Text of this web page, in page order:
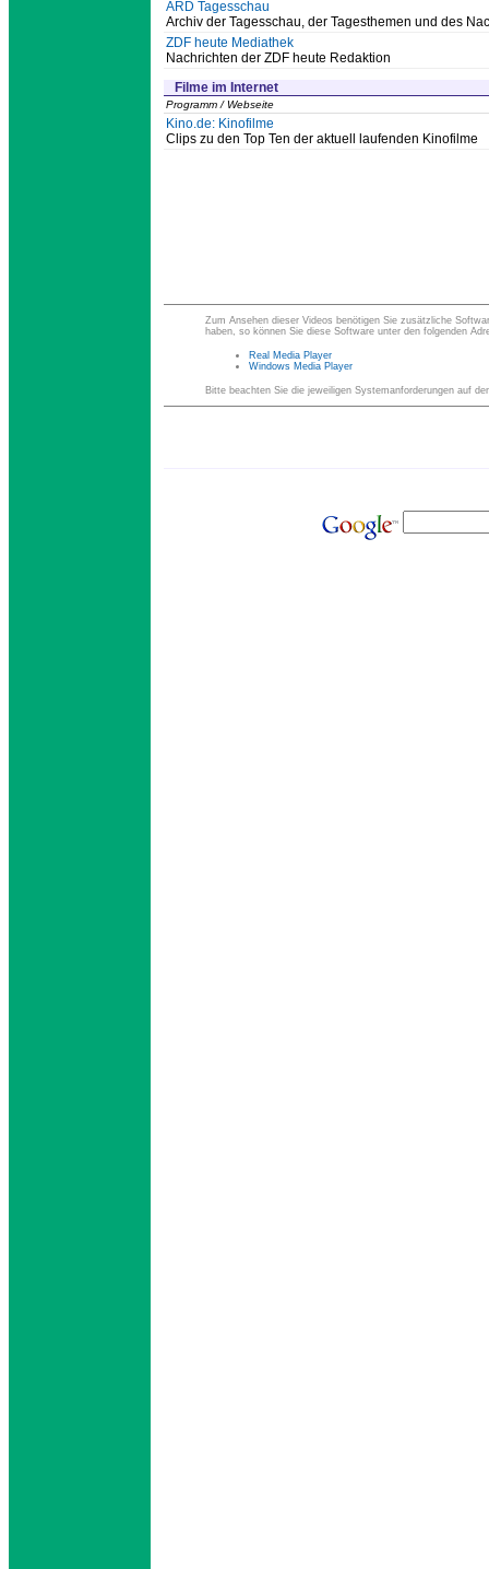
ARD Tagesschau
Archiv der Tagesschau, der Tagesthemen und des
ZDF heute Mediathek
Nachrichten der ZDF heute Redaktion
Filme im Internet
Programm / Webseite
Kino.de: Kinofilme
Clips zu den Top Ten der aktuell laufenden Kinofilme
Zum Ansehen dieser Videos benötigen Sie zusätzliche
haben, so können Sie diese Software unter den folgenden
Real Media Player
Windows Media Player
Bitte beachten Sie die jeweiligen Systemanforderungen auf